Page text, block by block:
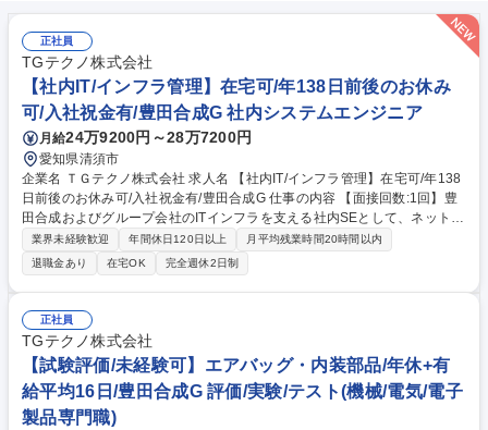
正社員
TGテクノ株式会社
【社内IT/インフラ管理】在宅可/年138日前後のお休み
可/入社祝金有/豊田合成G 社内システムエンジニア
月給24万9200円～28万7200円
愛知県清須市
企業名 ＴＧテクノ株式会社 求人名 【社内IT/インフラ管理】在宅可/年138
日前後のお休み可/入社祝金有/豊田合成G 仕事の内容 【面接回数:1回】豊
田合成およびグループ会社のITインフラを支える社内SEとして、ネットワ
ーク・サーバーの保守運用やヘルプデスク対応、PCキッティングを担
当。サイバーセキュリティ強化に伴う増員募集です。 【具体的な業務内
容】■社内ヘルプデスク対応 ■PCキッティング・セットアップ ■社内サー
バーの保守・運用 ■社内ネットワークの保守・運用 ■ネットワーク機器の
管理・設定 ■ソフトウェアライセンス管理 ■システム障害・トラブル対応
■サイバーセキュリティ対策の運用・改善 ■グループ会社のITインフラ支援
★ネットワーク・サーバー・セキュリティまで幅広く経験し、着実なスキ
ルアップを目指せる環境です。 募集職種 【社内IT/インフラ管理】在宅可/
年138日前後のお休み可/入社祝金有/豊田合成G
業界未経験歓迎 年間休日120日以上
月平均残業時間20時間以内
退職金あり
在宅OK 完全週休2日制
正社員
TGテクノ株式会社
【試験評価/未経験可】エアバッグ・内装部品/年休+有
給平均16日/豊田合成G 評価/実験/テスト(機械/電気/電子
製品専門職)